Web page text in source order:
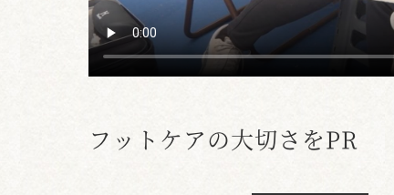
フットケアの大切さをPR